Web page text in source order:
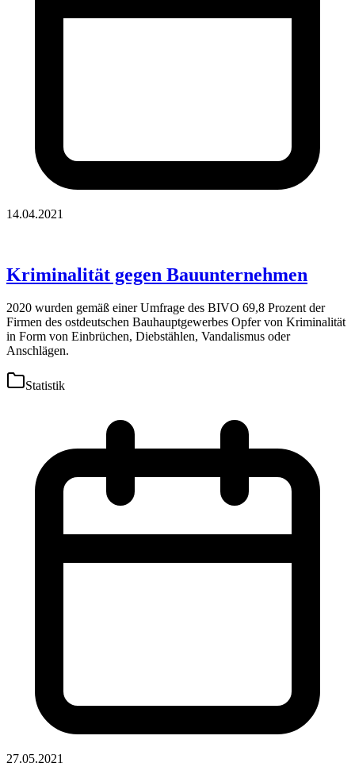
14.04.2021
Kriminalität gegen Bauunternehmen
2020 wurden gemäß einer Umfrage des BIVO 69,8 Prozent der
Firmen des ostdeutschen Bauhauptgewerbes Opfer von Kriminalität
in Form von Einbrüchen, Diebstählen, Vandalismus oder
Anschlägen.
Statistik
27.05.2021